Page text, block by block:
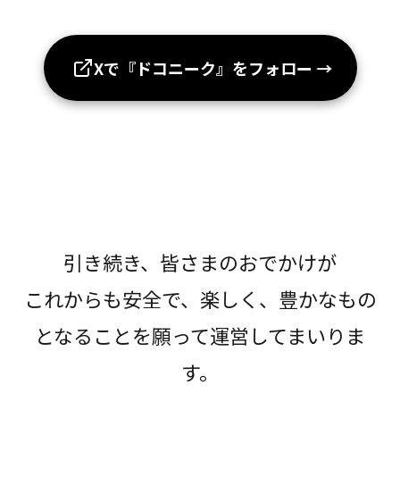
Xで『ドコニーク』をフォロー →
引き続き、皆さまのおでかけが
これからも安全で、楽しく、豊かなもの
となることを願って運営してまいりま
す。